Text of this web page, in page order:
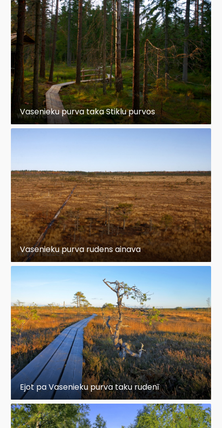
Vasenieku purva taka Stiklu purvos
Vasenieku purva rudens ainava
Ejot pa Vasenieku purva taku rudenī